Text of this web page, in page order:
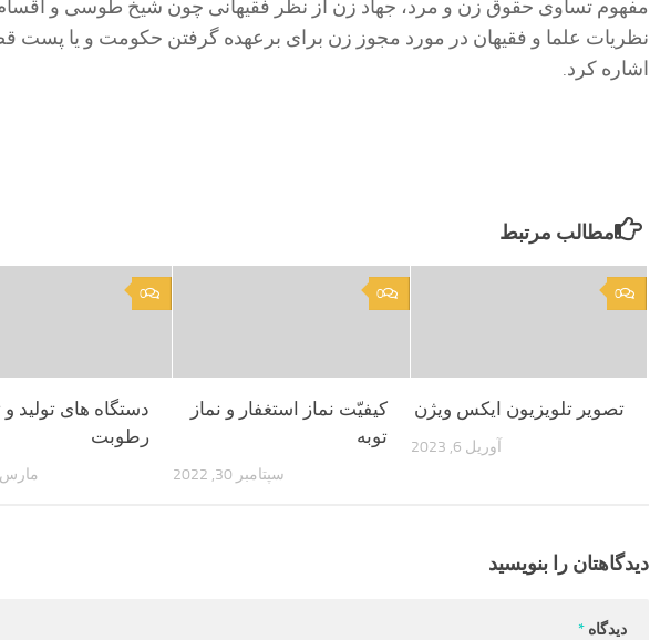
مفهوم تساوی حقوق زن و مرد، جهاد زن از نظر فقیهانی چون شیخ طوسی و
نظریات علما و فقیهان در مورد مجوز زن برای برعهده گرفتن حکومت و یا پست
اشاره کرد.
مطالب مرتبط
0
دستگاه های تولید و
رطوبت
مارس 24, 2022
0
کیفیّت نماز استغفار و نماز
توبه
سپتامبر 30, 2022
0
تصویر تلویزیون ایکس ویژن
آوریل 6, 2023
دیدگاهتان را بنویسید
دیدگاه *